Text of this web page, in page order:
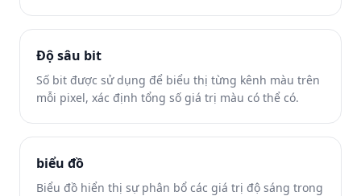
Độ sâu bit
Số bit được sử dụng để biểu thị từng kênh màu trên
mỗi pixel, xác định tổng số giá trị màu có thể có.
biểu đồ
Biểu đồ hiển thị sự phân bổ các giá trị độ sáng trong